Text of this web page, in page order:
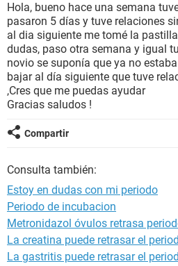
BIENESTAR
SEXUALIDAD
GLOSARIO
Hola, bueno hace una semana
pasaron 5 días y tuve relaciones
al dia siguiente me tomé la
dudas, paso otra semana y igual
novio se suponía que ya no
bajar al día siguiente que tuve
,Cres que me puedas ayudar
Gracias saludos !
Compartir
Consulta también:
Estoy en dudas con mi periodo
Periodo de incubacion
Metronidazol óvulos retrasa
La creatina puede retrasar el
La gastritis puede retrasar el